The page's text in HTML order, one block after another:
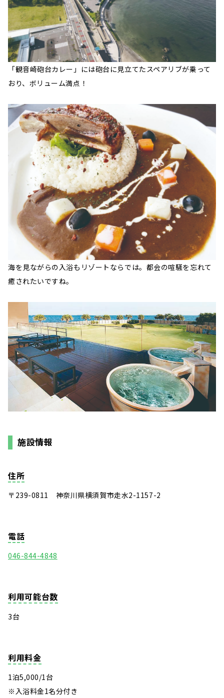
「観音崎砲台カレー」には砲台に見立てたスペアリブが乗って
おり、ボリューム満点！
海を見ながらの入浴もリゾートならでは。都会の喧騒を忘れて
癒されたいですね。
施設情報
住所
〒239-0811 神奈川県横須賀市走水2-1157-2
電話
046-844-4848
利用可能台数
3台
利用料金
1泊5,000/1台
※入浴料金1名分付き